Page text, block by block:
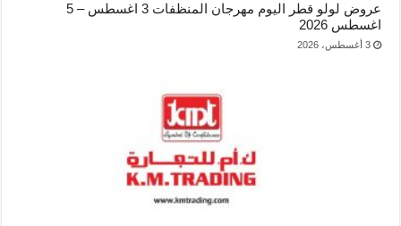
عروض لولو قطر اليوم مهرجان المنظفات 3 اغسطس – 5
اغسطس 2026
3 أغسطس، 2026